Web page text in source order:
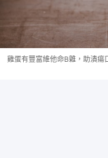
雞蛋有豐富維他命B雜，助潰瘍